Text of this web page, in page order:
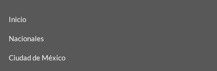
Inicio
Nacionales
Ciudad de México